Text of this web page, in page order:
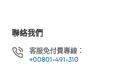
聯絡我們
客服免付費專線：
+00801-491-310